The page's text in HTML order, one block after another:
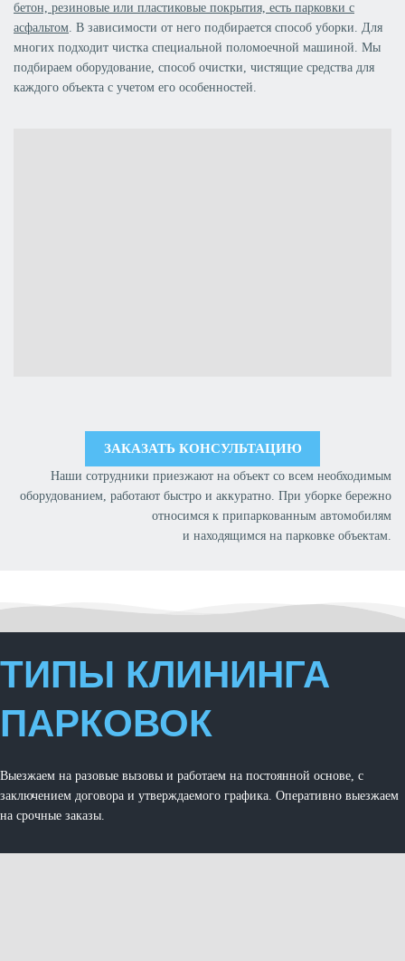
бетон, резиновые или пластиковые покрытия, есть парковки с
асфальтом. В зависимости от него подбирается способ уборки. Для
многих подходит чистка специальной поломоечной машиной. Мы
подбираем оборудование, способ очистки, чистящие средства для
каждого объекта с учетом его особенностей.
ЗАКАЗАТЬ КОНСУЛЬТАЦИЮ
Наши сотрудники приезжают на объект со всем необходимым
оборудованием, работают быстро и аккуратно. При уборке бережно
относимся к припаркованным автомобилям
и находящимся на парковке объектам.
ТИПЫ КЛИНИНГА
ПАРКОВОК
Выезжаем на разовые вызовы и работаем на постоянной основе, с
заключением договора и утверждаемого графика. Оперативно выезжаем
на срочные заказы.